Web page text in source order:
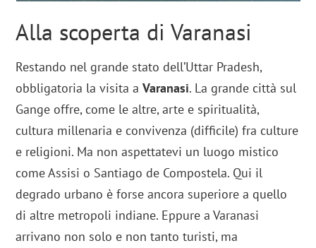
Alla scoperta di Varanasi
Restando nel grande stato dell’Uttar Pradesh,
obbligatoria la visita aVaranasi. La grande città sul
Gange offre, come le altre, arte e spiritualità,
cultura millenaria e convivenza (difficile) fra culture
e religioni. Ma non aspettatevi un luogo mistico
come Assisi o Santiago de Compostela. Qui il
degrado urbano è forse ancora superiore a quello
di altre metropoli indiane. Eppure a Varanasi
arrivano non solo e non tanto turisti, ma